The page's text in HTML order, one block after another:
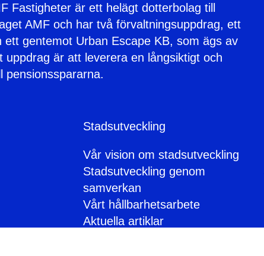
Fastigheter är ett helägt dotterbolag till
AMF och har två förvaltningsuppdrag, ett
ett gentemot Urban Escape KB, som ägs av
uppdrag är att leverera en långsiktigt och
pensionsspararna.
Stadsutveckling
Vår vision om stadsutveckling
Stadsutveckling genom
samverkan
Vårt hållbarhetsarbete
Aktuella artiklar